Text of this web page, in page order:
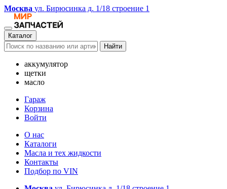
Москва ул. Бирюсинка д. 1/18 строение 1
Каталог
Найти
аккумулятор
щетки
масло
Гараж
Корзина
Войти
О нас
Каталоги
Масла и тех жидкости
Контакты
Подбор по VIN